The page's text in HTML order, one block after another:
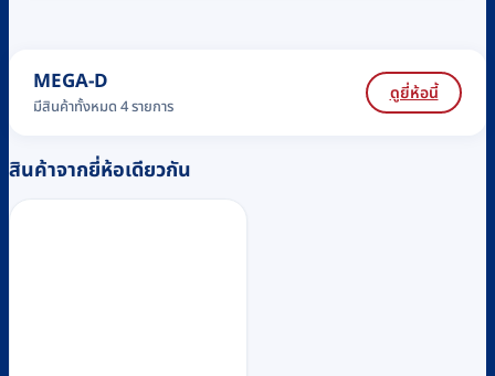
MEGA-D
มีสินค้าทั้งหมด 4 รายการ
ดูยี่ห้อนี้
สินค้าจากยี่ห้อเดียวกัน